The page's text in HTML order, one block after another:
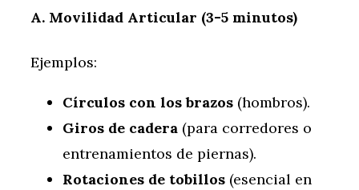
A. Movilidad Articular (3-5 minutos)
Ejemplos:
Círculos con los brazos (hombros).
Giros de cadera (para corredores o
entrenamientos de piernas).
Rotaciones de tobillos (esencial en